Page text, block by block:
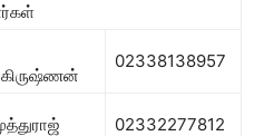
02338138957
02332277812